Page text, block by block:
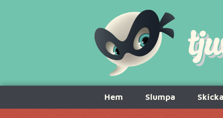
innehåll
Hem Slumpa